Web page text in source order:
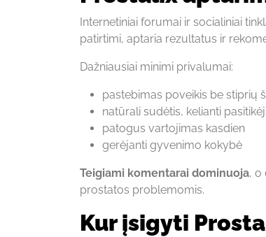
Internetiniai forumai ir socialiniai
patirtimi, aptaria rezultatus ir
Dažniausiai minimi privalumai:
pastebimas poveikis be stiprių
natūrali sudėtis, kelianti
patogus vartojimas kasdien
gerėjanti gyvenimo kokybė
Teigiami komentarai dominuoja, o
prostatos problemomis.
Kur įsigyti